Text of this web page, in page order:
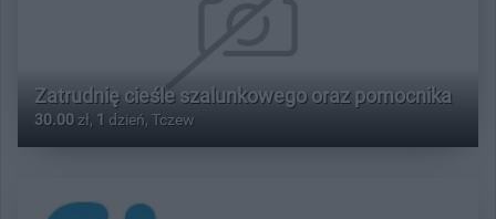
Zatrudnię cieśle szalunkowego oraz pomocnika
30.00 zł, 1 dzień, Tczew